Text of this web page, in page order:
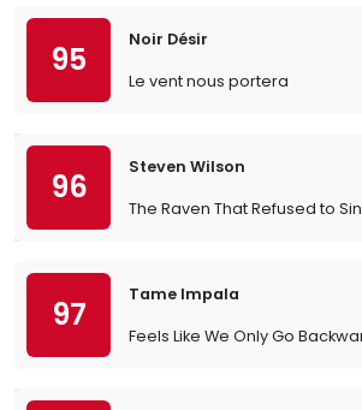
95
Noir Désir
Le vent nous portera
96
Steven Wilson
The Raven That Refused to
97
Tame Impala
Feels Like We Only Go